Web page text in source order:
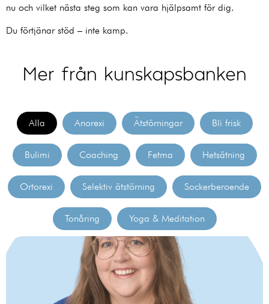
nu och vilket nästa steg som kan vara hjälpsamt för dig.
Du förtjänar stöd – inte kamp.
Mer från kunskapsbanken
Alla Anorexi Ätstörningar Bli frisk
Bulimi Coaching Fetma Hetsätning
Ortorexi Selektiv ätstörning Sockerberoende
Tonåring Yoga & Meditation